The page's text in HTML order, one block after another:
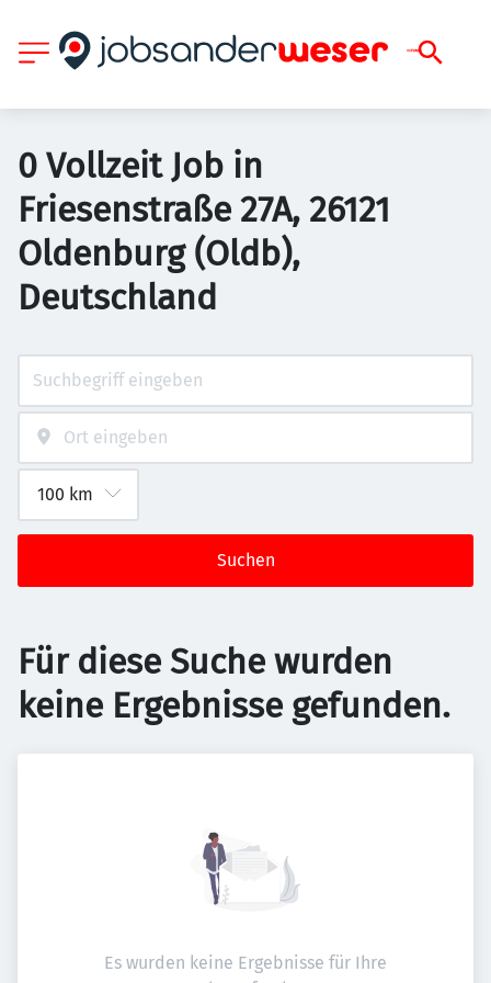
0 Vollzeit Job in
Friesenstraße 27A, 26121
Oldenburg (Oldb),
Deutschland
Suchen
Für diese Suche wurden
keine Ergebnisse gefunden.
Es wurden keine Ergebnisse für Ihre